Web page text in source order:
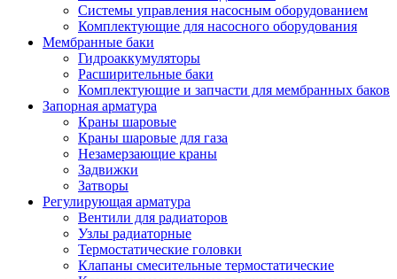
Системы управления насосным оборудованием
Комплектующие для насосного оборудования
Мембранные баки
Гидроаккумуляторы
Расширительные баки
Комплектующие и запчасти для мембранных баков
Запорная арматура
Краны шаровые
Краны шаровые для газа
Незамерзающие краны
Задвижки
Затворы
Регулирующая арматура
Вентили для радиаторов
Узлы радиаторные
Термостатические головки
Клапаны смесительные термостатические